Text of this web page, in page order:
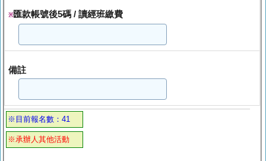
※匯款帳號後5碼 / 讀經班繳費
備註
※目前報名數：41
※承辦人其他活動